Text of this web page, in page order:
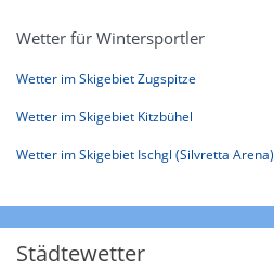
Wetter für Wintersportler
Wetter im Skigebiet Zugspitze
Wetter im Skigebiet Kitzbühel
Wetter im Skigebiet Ischgl (Silvretta Arena)
Städtewetter